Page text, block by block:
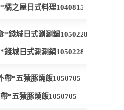
橘之屋日式料理1040815
錢城日式涮涮鍋1050228
*五猿豚燒飯1050705